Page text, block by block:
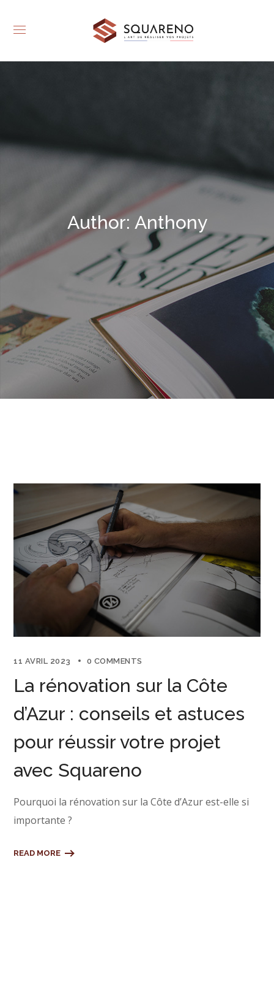
Author: Anthony
11 AVRIL 2023 0 COMMENTS
La rénovation sur la Côte
d’Azur : conseils et astuces
pour réussir votre projet
avec Squareno
Pourquoi la rénovation sur la Côte d’Azur est-elle si
importante ?
READ MORE